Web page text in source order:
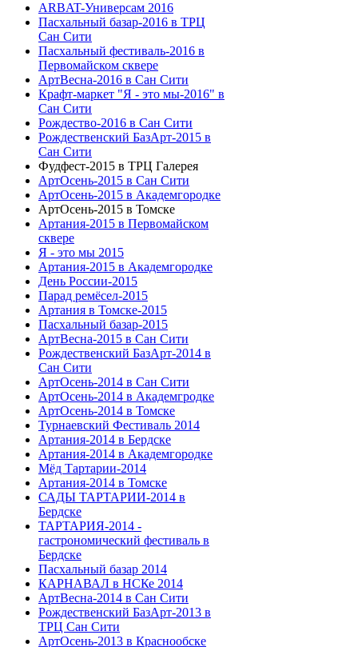
ARBAT-Универсам 2016
Пасхальный базар-2016 в ТРЦ
Сан Сити
Пасхальный фестиваль-2016 в
Первомайском сквере
АртВесна-2016 в Сан Сити
Крафт-маркет "Я - это мы-2016" в
Сан Сити
Рождество-2016 в Сан Сити
Рождественский БазАрт-2015 в
Сан Сити
Фудфест-2015 в ТРЦ Галерея
АртОсень-2015 в Сан Сити
АртОсень-2015 в Академгородке
АртОсень-2015 в Томске
Артания-2015 в Первомайском
сквере
Я - это мы 2015
Артания-2015 в Академгородке
День России-2015
Парад ремёсел-2015
Артания в Томске-2015
Пасхальный базар-2015
АртВесна-2015 в Сан Сити
Рождественский БазАрт-2014 в
Сан Сити
АртОсень-2014 в Сан Сити
АртОсень-2014 в Академгродке
АртОсень-2014 в Томске
Турнаевский Фестиваль 2014
Артания-2014 в Бердске
Артания-2014 в Академгородке
Мёд Тартарии-2014
Артания-2014 в Томске
САДЫ ТАРТАРИИ-2014 в
Бердске
ТАРТАРИЯ-2014 -
гастрономический фестиваль в
Бердске
Пасхальный базар 2014
КАРНАВАЛ в НСКе 2014
АртВесна-2014 в Сан Сити
Рождественский БазАрт-2013 в
ТРЦ Сан Сити
АртОсень-2013 в Краснообске